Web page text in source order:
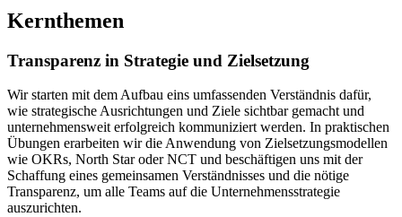
Kernthemen
Transparenz in Strategie und Zielsetzung
Wir starten mit dem Aufbau eins umfassenden Verständnis dafür,
wie strategische Ausrichtungen und Ziele sichtbar gemacht und
unternehmensweit erfolgreich kommuniziert werden. In praktischen
Übungen erarbeiten wir die Anwendung von Zielsetzungsmodellen
wie OKRs, North Star oder NCT und beschäftigen uns mit der
Schaffung eines gemeinsamen Verständnisses und die nötige
Transparenz, um alle Teams auf die Unternehmensstrategie
auszurichten.